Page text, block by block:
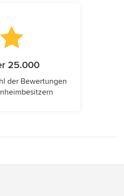
25.000
der Bewertungen